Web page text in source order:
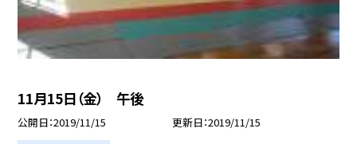
11月15日（金） 午後
公開日 2019/11/15 更新日 2019/11/15